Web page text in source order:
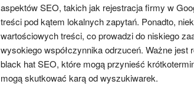
aspektów SEO, takich jak rejestracja firmy w
treści pod kątem lokalnych zapytań. Ponadto,
wartościowych treści, co prowadzi do niskiego
wysokiego współczynnika odrzuceń. Ważne jest
black hat SEO, które mogą przynieść
mogą skutkować karą od wyszukiwarek.